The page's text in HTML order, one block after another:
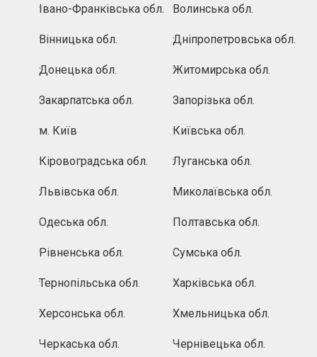
Івано-Франківська обл. Волинська обл.
Вінницька обл. Дніпропетровська обл.
Донецька обл. Житомирська обл.
Закарпатська обл. Запорізька обл.
м. Київ Київська обл.
Кіровоградська обл. Луганська обл.
Львівська обл. Миколаївська обл.
Одеська обл. Полтавська обл.
Рівненська обл. Сумська обл.
Тернопільська обл. Харківська обл.
Херсонська обл. Хмельницька обл.
Черкаська обл. Чернівецька обл.